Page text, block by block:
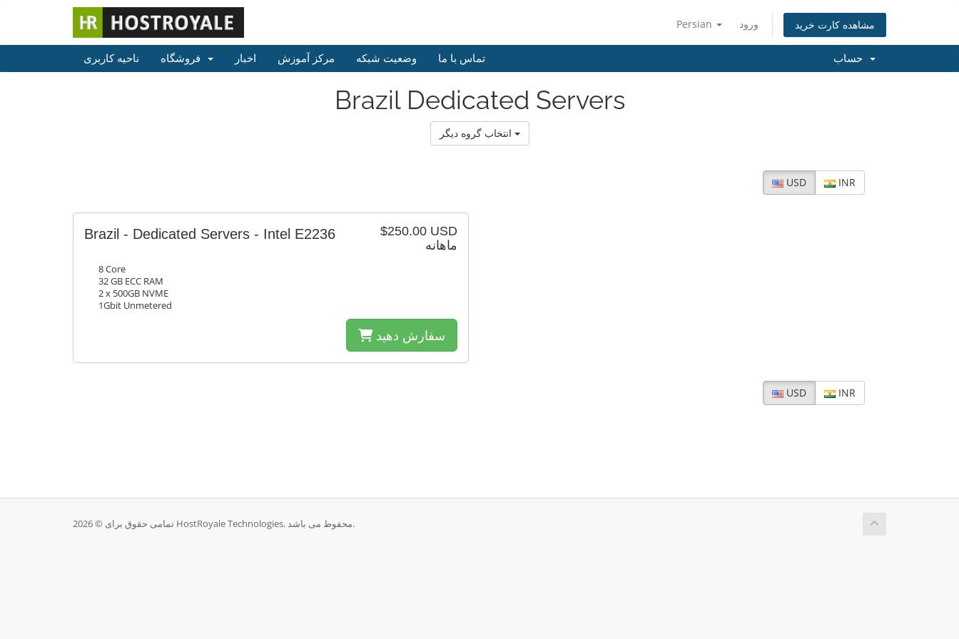
Persian ورود مشاهده کارت خرید
ناحیه کاربری اخبار مرکز آموزش وضعیت شبکه تماس با ما
Brazil Dedicated Servers
USD INR
$250.00 USD
ماهانه
Brazil - Dedicated Servers - Intel E2236
8 Core
32 GB ECC RAM
2 x 500GB NVME
1Gbit Unmetered
سفارش دهید
USD INR
تمامی حقوق برای © 2026 HostRoyale Technologies. محفوط می باشد.